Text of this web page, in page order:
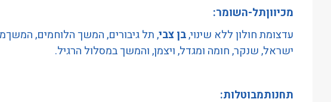
מכיווןתל-השומר:
עדצומת חולון ללא שינוי,בן צבי, תל גיבורים, המשך הלוחמים,
ישראל, שנקר, חומה ומגדל, ויצמן, והמשך במסלול הרגיל.
תחנותמבוטלות: